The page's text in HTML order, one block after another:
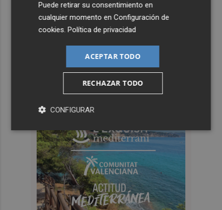
Puede retirar su consentimiento en
cualquier momento enConfiguración de
cookies.Política de privacidad
ACEPTAR TODO
RECHAZAR TODO
CONFIGURAR